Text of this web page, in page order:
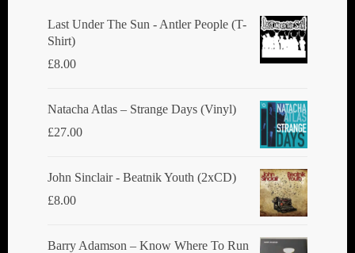
Last Under The Sun - Antler People (T-
Shirt)
£8.00
Natacha Atlas ‎– Strange Days (Vinyl)
£27.00
John Sinclair - Beatnik Youth (2xCD)
£8.00
Barry Adamson ‎– Know Where To Run